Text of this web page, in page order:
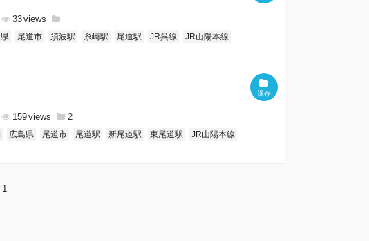
33
尾道市 須波駅 糸崎駅 尾道駅 JR呉線
JR山陽本線
159 2
広島県 尾道市 尾道駅 新尾道駅 東尾道駅
JR山陽本線
1